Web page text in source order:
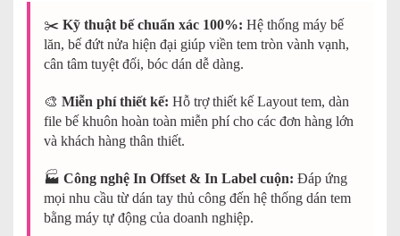
✂️ Kỹ thuật bế chuẩn xác 100%: Hệ thống máy bế
lăn, bế đứt nửa hiện đại giúp viền tem tròn vành vạnh,
cân tâm tuyệt đối, bóc dán dễ dàng.
🎨 Miễn phí thiết kế: Hỗ trợ thiết kế Layout tem, dàn
file bế khuôn hoàn toàn miễn phí cho các đơn hàng lớn
và khách hàng thân thiết.
🏭 Công nghệ In Offset & In Label cuộn: Đáp ứng
mọi nhu cầu từ dán tay thủ công đến hệ thống dán tem
bằng máy tự động của doanh nghiệp.